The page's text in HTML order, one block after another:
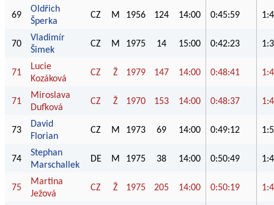
69
Oldřich
Šperka
CZ M 1956 124 14:00 0:45:59
70
Vladimír
Šimek
CZ M 1975 14 15:00 0:42:23
71
Lucie
Kozáková
CZ Ž 1979 147 14:00 0:48:41
71
Miroslava
Dufková
CZ Ž 1970 153 14:00 0:48:37
73
David
Florian
CZ M 1973 69 14:00 0:49:12
74
Stephan
Marschallek
DE M 1975 38 14:00 0:50:49
75
Martina
Ježová
CZ Ž 1975 205 14:00 0:50:19